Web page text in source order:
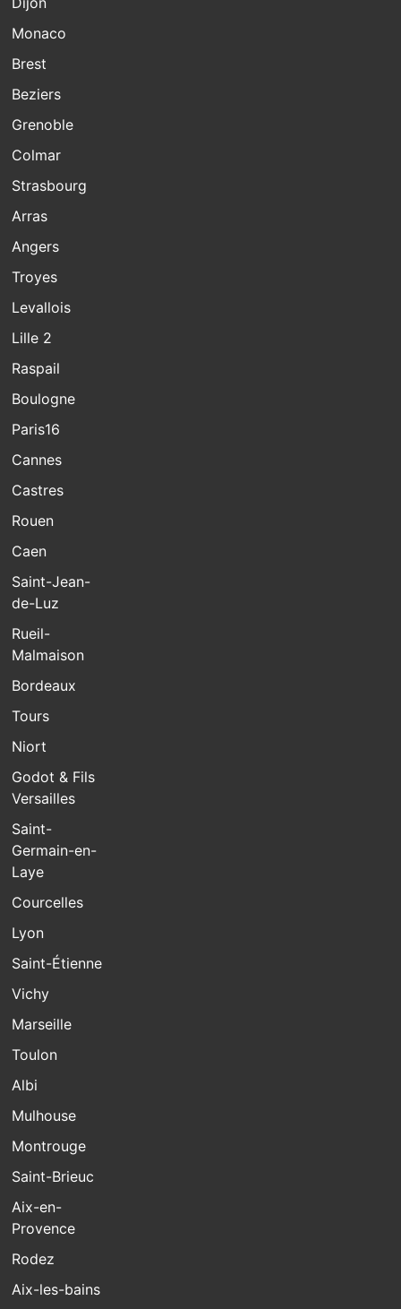
Monaco
Brest
Beziers
Grenoble
Colmar
Strasbourg
Arras
Angers
Troyes
Levallois
Lille 2
Raspail
Boulogne
Paris16
Cannes
Castres
Rouen
Caen
Saint-Jean-
de-Luz
Rueil-
Malmaison
Bordeaux
Tours
Niort
Godot & Fils
Versailles
Saint-
Germain-en-
Laye
Courcelles
Lyon
Saint-Étienne
Vichy
Marseille
Toulon
Albi
Mulhouse
Montrouge
Saint-Brieuc
Aix-en-
Provence
Rodez
Aix-les-bains